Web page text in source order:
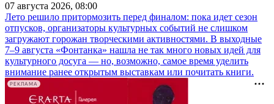
07 августа 2026, 08:00
Лето решило притормозить перед финалом: пока идет сезон
отпусков, организаторы культурных событий не слишком
загружают горожан творческими активностями. В выходные
7–9 августа «Фонтанка» нашла не так много новых идей для
культурного досуга — но, возможно, самое время уделить
внимание ранее открытым выставкам или почитать книги.
РЕКЛАМА